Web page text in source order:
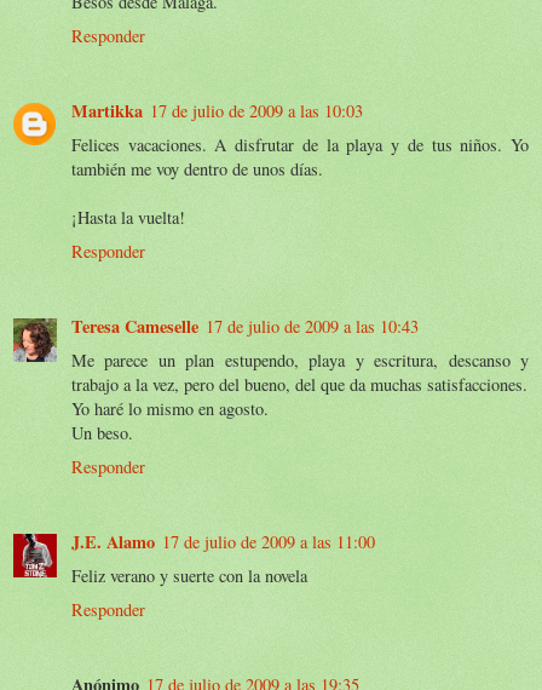
Responder
Martikka 17 de julio de 2009 a las 10:03
Felices vacaciones. A disfrutar de la playa y de tus niños. Yo
también me voy dentro de unos días.
¡Hasta la vuelta!
Responder
Teresa Cameselle 17 de julio de 2009 a las 10:43
Me parece un plan estupendo, playa y escritura, descanso y
trabajo a la vez, pero del bueno, del que da muchas satisfacciones.
Yo haré lo mismo en agosto.
Un beso.
Responder
J.E. Alamo 17 de julio de 2009 a las 11:00
Feliz verano y suerte con la novela
Responder
Anónimo 17 de julio de 2009 a las 19:35